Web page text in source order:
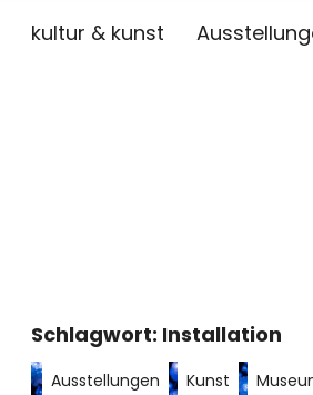
kultur & kunst
Schlagwort: Installation
Ausstellungen Kunst